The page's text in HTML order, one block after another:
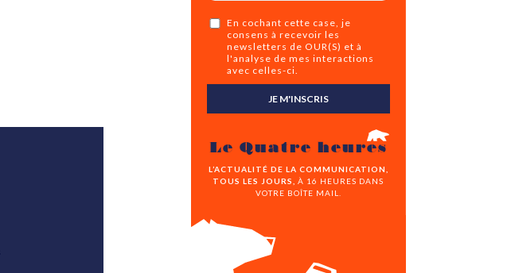
En cochant cette case, je
consens à recevoir les
newsletters de OUR(S) et à
l'analyse de mes interactions
avec celles-ci.
JE M'INSCRIS
Le Quatre heures
L’ACTUALITÉ DE LA COMMUNICATION,
TOUS LES JOURS,
À 16 HEURES DANS
VOTRE BOÎTE MAIL.